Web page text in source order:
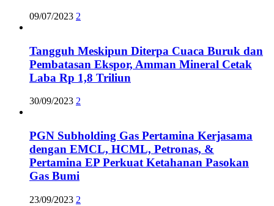
09/07/2023 2
Tangguh Meskipun Diterpa Cuaca Buruk dan
Pembatasan Ekspor, Amman Mineral Cetak
Laba Rp 1,8 Triliun
30/09/2023 2
PGN Subholding Gas Pertamina Kerjasama
dengan EMCL, HCML, Petronas, &
Pertamina EP Perkuat Ketahanan Pasokan
Gas Bumi
23/09/2023 2